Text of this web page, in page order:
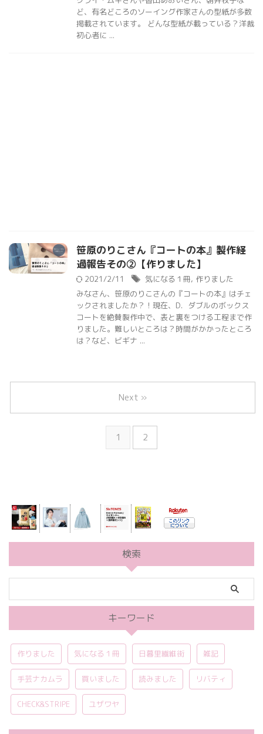
ど、有名どころのソーイング作家さんの型紙が多数
掲載されています。 どんな型紙が載っている？洋裁
初心者に ...
笹原のりこさん『コートの本』製作経
過報告その②【作りました】
2021/2/11 気になる１冊, 作りました
みなさん、笹原のりこさんの『コートの本』はチェ
ックされましたか？！現在、D．ダブルのボックス
コートを絶賛製作中で、表と裏をつける工程まで作
りました。難しいところは？時間がかかったところ
は？など、ビギナ ...
1 2
Next »
検索
キーワード
作りました 気になる１冊 日暮里繊維街 雑記
手芸ナカムラ 買いました 読みました リバティ
CHECK&STRIPE ユザワヤ